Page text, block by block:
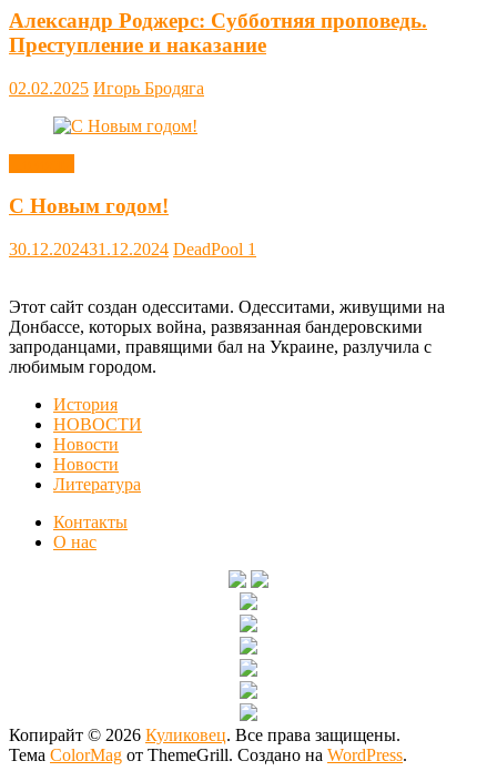
Александр Роджерс: Субботняя проповедь.
Преступление и наказание
02.02.2025 Игорь Бродяга
С Новым годом!
30.12.202431.12.2024 DeadPool 1
Этот сайт создан одесситами. Одесситами, живущими на
Донбассе, которых война, развязанная бандеровскими
запроданцами, правящими бал на Украине, разлучила с
любимым городом.
История
НОВОСТИ
Новости
Новости
Литература
Контакты
О нас
Копирайт © 2026 Куликовец. Все права защищены.
Тема ColorMag от ThemeGrill. Создано на WordPress.